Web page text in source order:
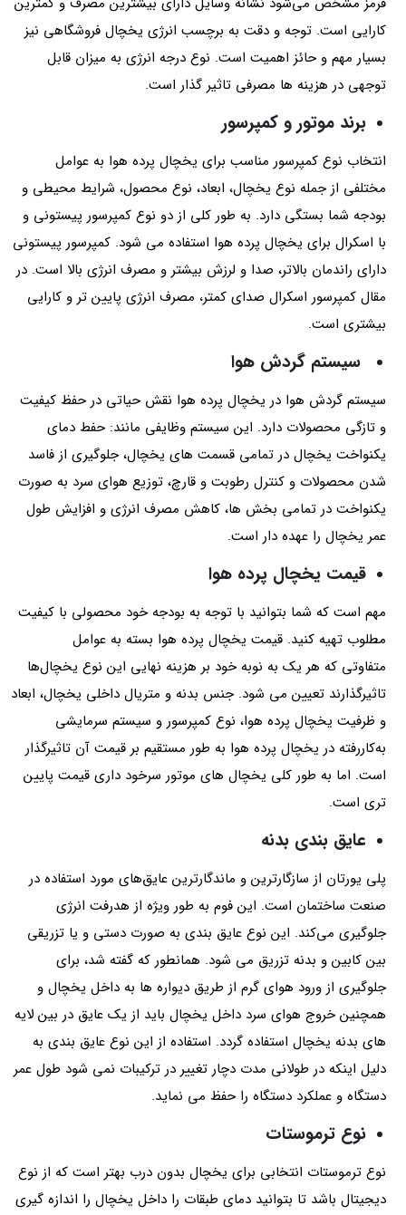
کارایی است. توجه و دقت به برچسب انرژی یخچال فروشگاهی نیز
بسیار مهم و حائز اهمیت است. نوع درجه انرژی به میزان قابل
توجهی در هزینه ها مصرفی تاثیر گذار است.
برند موتور و کمپرسور
انتخاب نوع کمپرسور مناسب برای یخچال پرده هوا به عوامل
مختلفی از جمله نوع یخچال، ابعاد، نوع محصول، شرایط محیطی و
بودجه شما بستگی دارد. به طور کلی از دو نوع کمپرسور پیستونی و
با اسکرال برای یخچال پرده هوا استفاده می شود. کمپرسور پیستونی
دارای راندمان بالاتر، صدا و لرزش بیشتر و مصرف انرژی بالا است. در
مقال کمپرسور اسکرال صدای کمتر، مصرف انرژی پایین تر و کارایی
بیشتری است.
سیستم گردش هوا
سیستم گردش هوا در یخچال پرده هوا نقش حیاتی در حفظ کیفیت
و تازگی محصولات دارد. این سیستم وظایفی مانند: حفط دمای
یکنواخت یخچال در تمامی قسمت های یخچال، جلوگیری از فاسد
شدن محصولات و کنترل رطوبت و قارچ، توزیع هوای سرد به صورت
یکنواخت در تمامی بخش ها، کاهش مصرف انرژی و افزایش طول
عمر یخچال را عهده دار است.
قیمت یخچال پرده هوا
مهم است که شما بتوانید با توجه به بودجه خود محصولی با کیفیت
مطلوب تهیه کنید. قیمت یخچال پرده هوا بسته به عوامل
متفاوتی که هر یک به نوبه خود بر هزینه نهایی این نوع یخچال‌ها
تاثیرگذارند تعیین می شود. جنس بدنه و متریال داخلی یخچال، ابعاد
و ظرفیت یخچال پرده هوا، نوع کمپرسور و سیستم سرمایشی
به‌کاررفته در یخچال پرده هوا به طور مستقیم بر قیمت آن تاثیرگذار
است. اما به طور کلی یخچال های موتور سرخود داری قیمت پایین
تری است.
عایق بندی بدنه
پلی یورتان از سازگارترین و ماندگارترین عایق‌های مورد استفاده در
صنعت ساختمان است. این فوم به طور ویژه از هدرفت انرژی
جلوگیری می‌کند. این نوع عایق بندی به صورت دستی و یا تزریقی
بین کابین و بدنه تزریق می شود. همانطور که گفته شد، برای
جلوگیری از ورود هوای گرم از طریق دیواره ها به داخل یخچال و
همچنین خروج هوای سرد داخل یخچال باید از یک عایق در بین لایه
های بدنه یخچال استفاده گردد. استفاده از این نوع عایق بندی به
دلیل اینکه در طولانی مدت دچار تغییر در ترکیبات نمی شود طول عمر
دستگاه و عملکرد دستگاه را حفظ می نماید.
نوع ترموستات
نوع ترموستات انتخابی برای یخچال بدون درب بهتر است که از نوع
دیجیتال باشد تا بتوانید دمای طبقات را داخل یخچال را اندازه گیری